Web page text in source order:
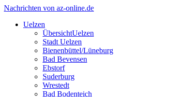
Nachrichten von az-online.de
Uelzen
ÜbersichtUelzen
Stadt Uelzen
Bienenbüttel/Lüneburg
Bad Bevensen
Ebstorf
Suderburg
Wrestedt
Bad Bodenteich